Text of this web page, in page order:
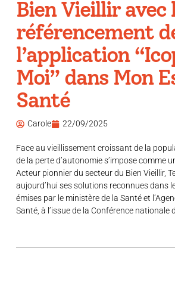
Bien Vieillir avec
référencement
l’application
Moi” dans Mon
Santé
Carole 22/09/2025
Face au vieillissement croissant de la
de la perte d’autonomie s’impose comme
Acteur pionnier du secteur du Bien Vieillir,
aujourd’hui ses solutions reconnues dans
émises par le ministère de la Santé et
Santé, à l’issue de la Conférence nationale